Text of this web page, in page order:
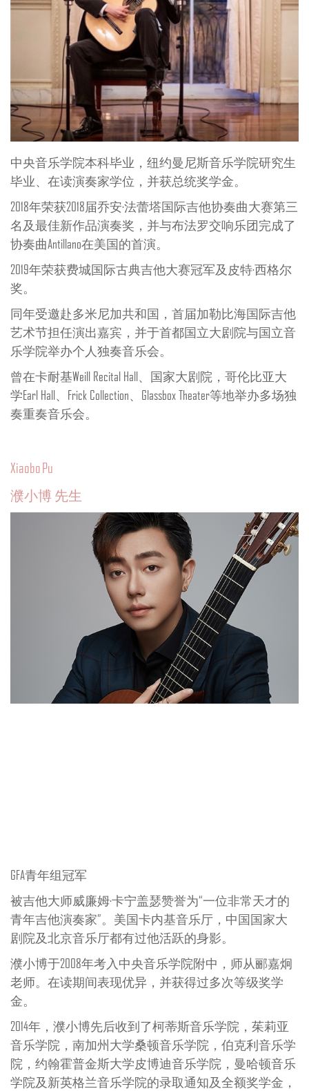
中央音乐学院本科毕业，纽约曼尼斯音乐学院研究生
毕业、在读演奏家学位，并获总统奖学金。
2018年荣获2018届乔安·法蕾塔国际吉他协奏曲大赛第三
名及最佳新作品演奏奖，并与布法罗交响乐团完成了
协奏曲Antillano在美国的首演。
2019年荣获费城国际古典吉他大赛冠军及皮特·⻄格尔
奖。
同年受邀赴多米尼加共和国，首届加勒比海国际吉他
艺术节担任演出嘉宾，并于首都国立大剧院与国立音
乐学院举办个人独奏音乐会。
曾在卡耐基Weill Recital Hall、国家大剧院，哥伦比亚大
学Earl Hall、Frick Collection、Glassbox Theater等地举办多场独
奏重奏音乐会。
Xiaobo Pu
濮小博 先生
GFA青年组冠军
被吉他大师威廉姆·卡宁盖瑟赞誉为“一位非常天才的
青年吉他演奏家”。美国卡内基音乐厅，中国国家大
剧院及北京音乐厅都有过他活跃的身影。
濮小博于2008年考入中央音乐学院附中，师从郦嘉炯
老师。在读期间表现优异，并获得过多次等级奖学
金。
2014年，濮小博先后收到了柯蒂斯音乐学院，茱莉亚
音乐学院，南加州大学桑顿音乐学院，伯克利音乐学
院，约翰霍普金斯大学皮博迪音乐学院，曼哈顿音乐
学院及新英格兰音乐学院的录取通知及全额奖学金，